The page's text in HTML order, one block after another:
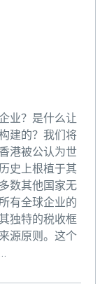
业？是什么让
建的？我们将
港被公认为世
史上根植于其
数其他国家无
有全球企业的
独特的税收框
源原则。这个